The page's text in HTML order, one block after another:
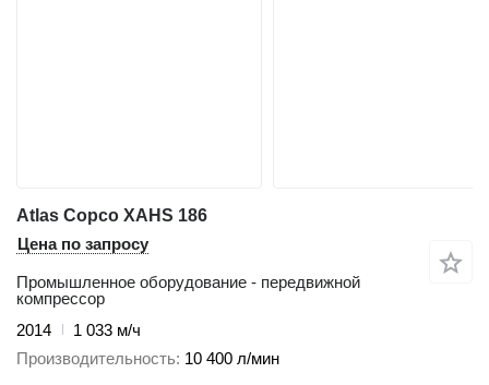
Atlas Copco XAHS 186
Цена по запросу
Промышленное оборудование - передвижной
компрессор
2014
1 033 м/ч
Производительность 10 400 л/мин